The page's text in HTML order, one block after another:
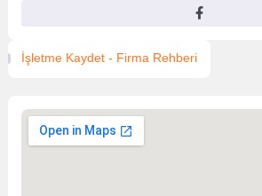
İşletme Kaydet - Firma Rehberi